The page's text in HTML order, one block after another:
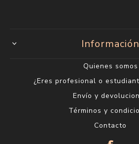
Información
Quienes somos
¿Eres profesional o
Envío y
Términos y
Contacto